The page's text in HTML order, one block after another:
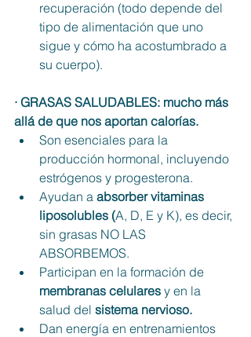
recuperación (todo depende del
tipo de alimentación que uno
sigue y cómo ha acostumbrado a
su cuerpo).
· GRASAS SALUDABLES: mucho más
allá de que nos aportan calorías.
Son esenciales para la
producción hormonal, incluyendo
estrógenos y progesterona.
Ayudan a absorber vitaminas
liposolubles (A, D, E y K), es decir,
sin grasas NO LAS
ABSORBEMOS.
Participan en la formación de
membranas celulares y en la
salud del sistema nervioso.
Dan energía en entrenamientos